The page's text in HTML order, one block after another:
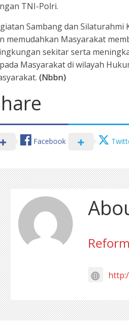
TNI-Polri.
Sambang dan
memudahkan Masyarakat
sekitar serta
Masyarakat di wilayah
(Nbbn)
Facebook